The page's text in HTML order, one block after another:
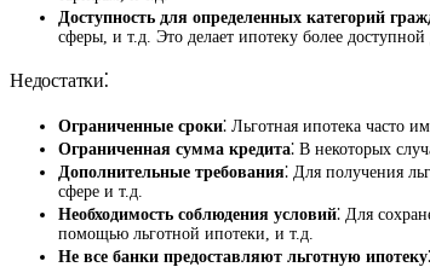
Доступность для определенных категорий
сферы, и т.д. Это делает ипотеку более доступной
Недостатки⁚
Ограниченные сроки⁚ Льготная ипотека часто
Ограниченная сумма кредита⁚ В некоторых
Дополнительные требования⁚ Для получения
сфере и т.д.
Необходимость соблюдения условий⁚ Для
помощью льготной ипотеки, и т.д.
Не все банки предоставляют льготную ипотеку